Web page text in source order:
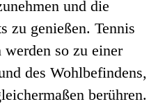
und die
zu genießen. Tennis
so zu einer
des Wohlbefindens,
berühren.